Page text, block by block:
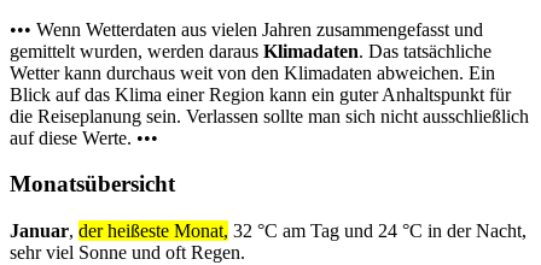
••• Wenn Wetterdaten aus vielen Jahren zusammengefasst und
gemittelt wurden, werden daraus Klimadaten. Das tatsächliche
Wetter kann durchaus weit von den Klimadaten abweichen. Ein
Blick auf das Klima einer Region kann ein guter Anhaltspunkt für
die Reiseplanung sein. Verlassen sollte man sich nicht ausschließlich
auf diese Werte. •••
Monatsübersicht
Januar, der heißeste Monat, 32 °C am Tag und 24 °C in der Nacht,
sehr viel Sonne und oft Regen.